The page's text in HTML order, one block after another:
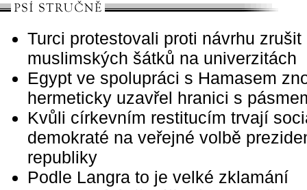
Turci protestovali proti návrhu zrušit
muslimských šátků na univerzitách
Egypt ve spolupráci s Hamasem
hermeticky uzavřel hranici s
Kvůli církevním restitucím trvají
demokraté na veřejné volbě
republiky
Podle Langra to je velké zklamání